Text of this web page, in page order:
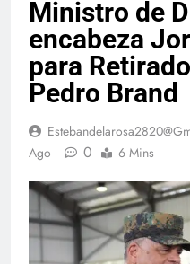
Ministro de
encabeza
para
Pedro Brand
Ago
0 6 Mins